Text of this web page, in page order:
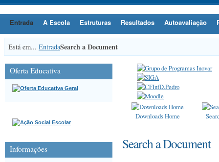
Entrada A Escola Estruturas Resultados Autoavaliação
Está em... EntradaSearch a Document
Downloads Home
Search a Document
Oferta Educativa
Informações